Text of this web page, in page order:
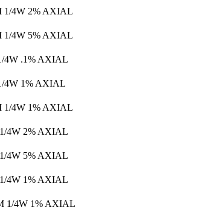
1/4W 2% AXIAL
1/4W 5% AXIAL
4W .1% AXIAL
4W 1% AXIAL
1/4W 1% AXIAL
4W 2% AXIAL
4W 5% AXIAL
4W 1% AXIAL
1/4W 1% AXIAL